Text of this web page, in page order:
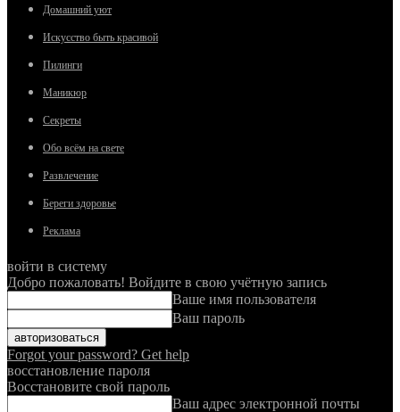
Домашний уют
Искусство быть красивой
Пилинги
Маникюр
Секреты
Обо всём на свете
Развлечение
Береги здоровье
Реклама
войти в систему
Добро пожаловать! Войдите в свою учётную запись
Ваше имя пользователя
Ваш пароль
Forgot your password? Get help
восстановление пароля
Восстановите свой пароль
Ваш адрес электронной почты